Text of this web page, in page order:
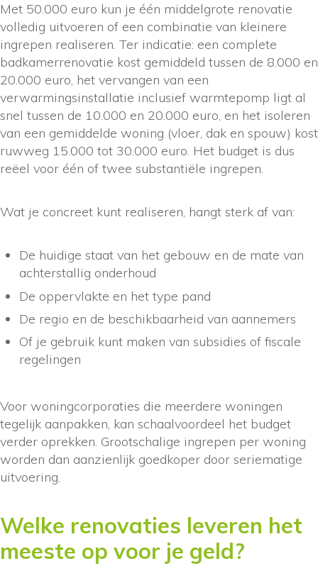
Met 50.000 euro kun je één middelgrote renovatie
volledig uitvoeren of een combinatie van kleinere
ingrepen realiseren. Ter indicatie: een complete
badkamerrenovatie kost gemiddeld tussen de 8.000 en
20.000 euro, het vervangen van een
verwarmingsinstallatie inclusief warmtepomp ligt al
snel tussen de 10.000 en 20.000 euro, en het isoleren
van een gemiddelde woning (vloer, dak en spouw) kost
ruwweg 15.000 tot 30.000 euro. Het budget is dus
reëel voor één of twee substantiële ingrepen.
Wat je concreet kunt realiseren, hangt sterk af van:
De huidige staat van het gebouw en de mate van
achterstallig onderhoud
De oppervlakte en het type pand
De regio en de beschikbaarheid van aannemers
Of je gebruik kunt maken van subsidies of fiscale
regelingen
Voor woningcorporaties die meerdere woningen
tegelijk aanpakken, kan schaalvoordeel het budget
verder oprekken. Grootschalige ingrepen per woning
worden dan aanzienlijk goedkoper door seriematige
uitvoering.
Welke renovaties leveren het
meeste op voor je geld?